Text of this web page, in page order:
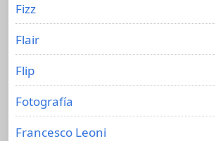
Fizz
Flair
Flip
Fotografía
Francesco Leoni